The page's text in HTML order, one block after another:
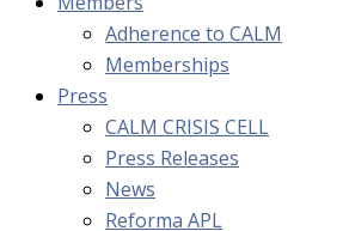
Adherence to CALM
Memberships
Press
CALM CRISIS CELL
Press Releases
News
Reforma APL